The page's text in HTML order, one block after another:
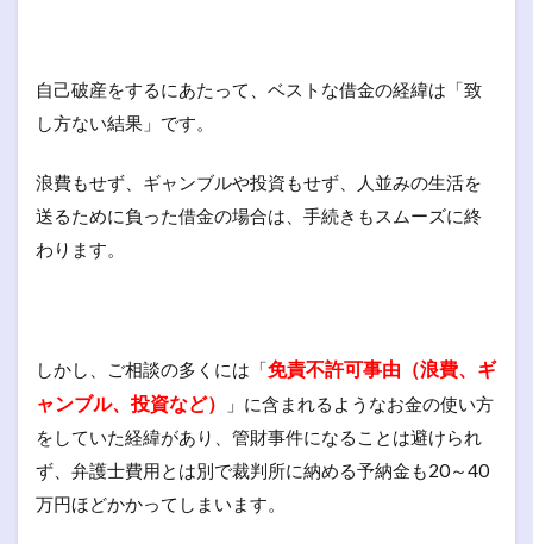
自己破産をするにあたって、ベストな借金の経緯は「致
し方ない結果」です。
浪費もせず、ギャンブルや投資もせず、人並みの生活を
送るために負った借金の場合は、手続きもスムーズに終
わります。
しかし、ご相談の多くには「免責不許可事由（浪費、ギ
ャンブル、投資など）
」に含まれるようなお金の使い方
をしていた経緯があり、管財事件になることは避けられ
ず、弁護士費用とは別で裁判所に納める予納金も20～40
万円ほどかかってしまいます。